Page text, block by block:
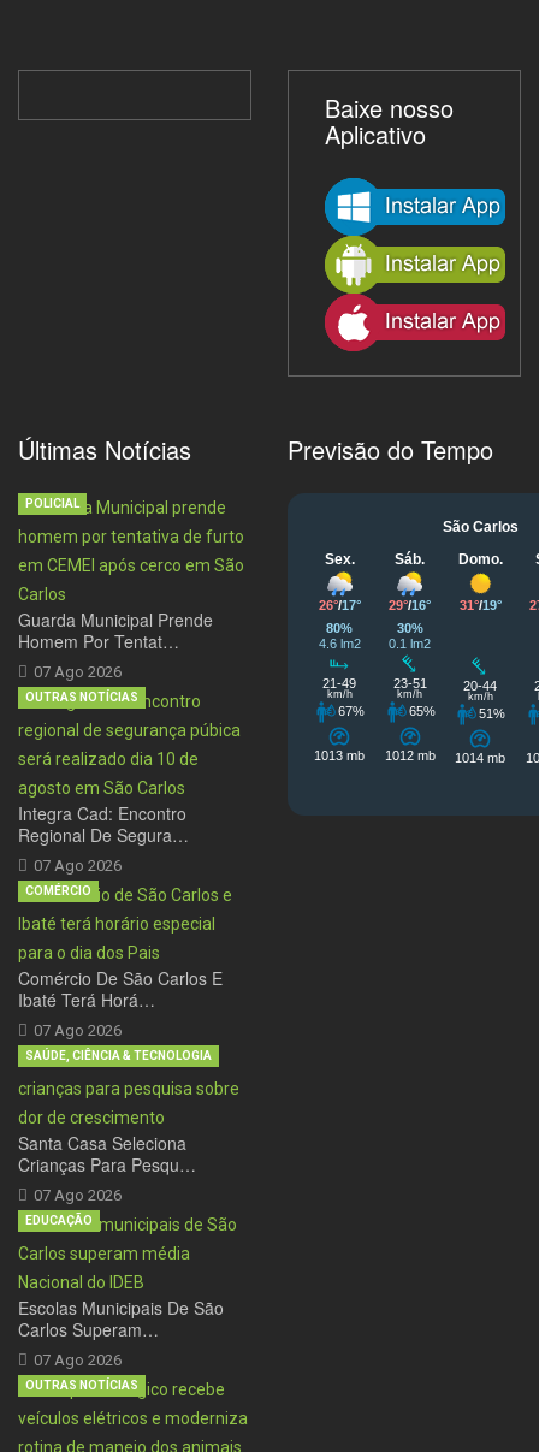
Baixe nosso
Aplicativo
Últimas Notícias
Guarda Municipal Prende
Homem Por Tentat…
07 Ago 2026
POLICIAL
Integra Cad: Encontro
Regional De Segura…
07 Ago 2026
OUTRAS NOTÍCIAS
Comércio De São Carlos E
Ibaté Terá Horá…
07 Ago 2026
COMÉRCIO
Santa Casa Seleciona
Crianças Para Pesqu…
07 Ago 2026
SAÚDE, CIÊNCIA & TECNOLOGIA
Escolas Municipais De São
Carlos Superam…
07 Ago 2026
EDUCAÇÃO
OUTRAS NOTÍCIAS
Previsão do Tempo